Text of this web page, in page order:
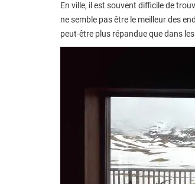
En ville, il est souvent difficile de
ne semble pas être le meilleur des
peut-être plus répandue que dans